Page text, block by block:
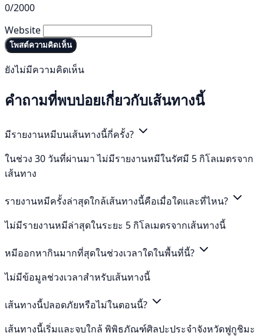
0/2000
Website
โพสต์ความคิดเห็น
ยังไม่มีความคิดเห็น
คำถามที่พบบ่อยเกี่ยวกับเส้นทางนี้
มีรายงานหมีบนเส้นทางนี้กี่ครั้ง?
ในช่วง 30 วันที่ผ่านมา ไม่มีรายงานหมีในรัศมี 5 กิโลเมตรจาก
เส้นทาง
รายงานหมีครั้งล่าสุดใกล้เส้นทางนี้คือเมื่อใดและที่ไหน?
ไม่มีรายงานหมีล่าสุดในระยะ 5 กิโลเมตรจากเส้นทางนี้
หมีออกหากินมากที่สุดในช่วงเวลาใดในพื้นที่นี้?
ไม่มีข้อมูลช่วงเวลาสำหรับเส้นทางนี้
เส้นทางนี้ปลอดภัยหรือไม่ในตอนนี้?
เส้นทางนี้เริ่มและจบใกล้ พิพิธภัณฑ์ศิลปะประจำจังหวัดฟูกูชิมะ